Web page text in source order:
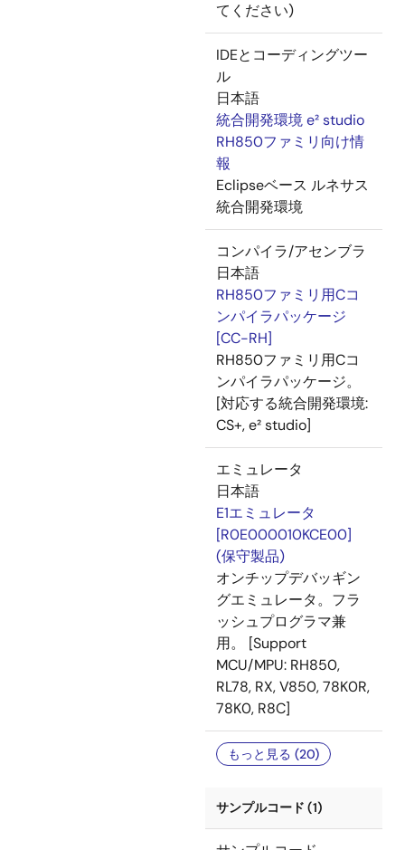
てください)
IDEとコーディングツー
ル
日本語
統合開発環境 e² studio
RH850ファミリ向け情
報
Eclipseベース ルネサス
統合開発環境
コンパイラ/アセンブラ
日本語
RH850ファミリ用Cコ
ンパイラパッケージ
[CC-RH]
RH850ファミリ用Cコ
ンパイラパッケージ。
[対応する統合開発環境:
CS+, e² studio]
エミュレータ
日本語
E1エミュレータ
[R0E000010KCE00]
(保守製品)
オンチップデバッギン
グエミュレータ。フラ
ッシュプログラマ兼
用。 [Support
MCU/MPU: RH850,
RL78, RX, V850, 78K0R,
78K0, R8C]
もっと見る (20)
サンプルコード (1)